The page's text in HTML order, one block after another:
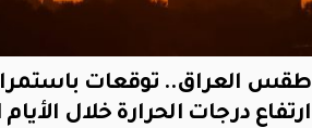
طقس العراق.. توقعات
ارتفاع درجات الحرارة خلال الأيام